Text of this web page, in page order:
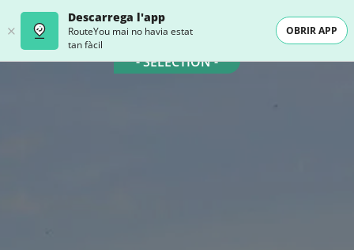
Descarrega l'app
RouteYou mai no havia estat
tan fàcil
OBRIR APP
- SELECTION -